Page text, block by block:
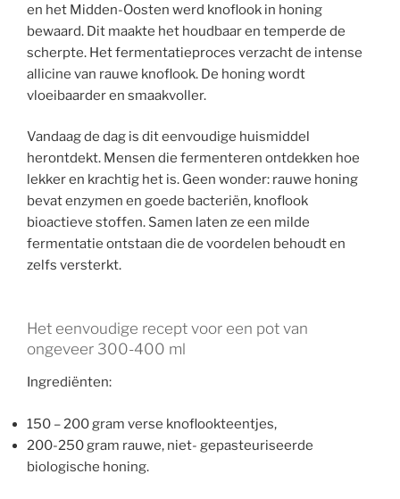
en het Midden-Oosten werd knoflook in honing
bewaard. Dit maakte het houdbaar en temperde de
scherpte. Het fermentatieproces verzacht de intense
allicine van rauwe knoflook. De honing wordt
vloeibaarder en smaakvoller.
Vandaag de dag is dit eenvoudige huismiddel
herontdekt. Mensen die fermenteren ontdekken hoe
lekker en krachtig het is. Geen wonder: rauwe honing
bevat enzymen en goede bacteriën, knoflook
bioactieve stoffen. Samen laten ze een milde
fermentatie ontstaan die de voordelen behoudt en
zelfs versterkt.
Het eenvoudige recept voor een pot van
ongeveer 300-400 ml
Ingrediënten:
150 – 200 gram verse knoflookteentjes,
200-250 gram rauwe, niet- gepasteuriseerde
biologische honing.